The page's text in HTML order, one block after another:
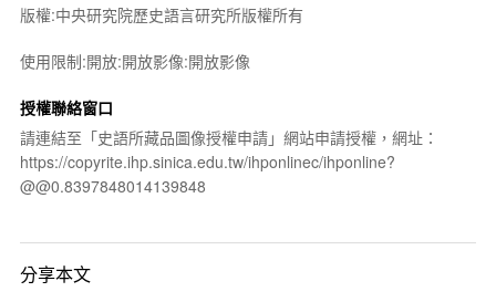
版權:中央研究院歷史語言研究所版權所有
使用限制:開放:開放影像:開放影像
授權聯絡窗口
請連結至「史語所藏品圖像授權申請」網站申請授權，網址：
https://copyrite.ihp.sinica.edu.tw/ihponlinec/ihponline?
@@0.8397848014139848
分享本文